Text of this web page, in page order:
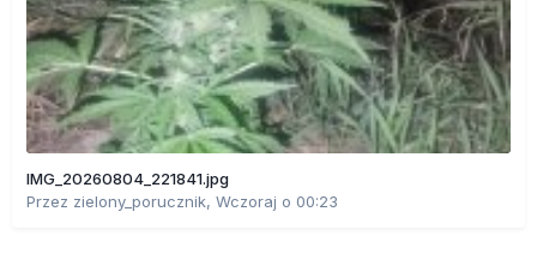
IMG_20260804_221841.jpg
Przez zielony_porucznik, Wczoraj o 00:23